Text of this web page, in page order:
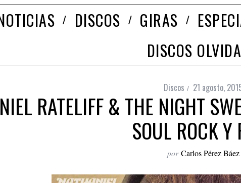
DISCOS GIRAS
DISCOS
Discos 21 agosto,
RATELIFF & THE NIGHT
SOUL ROCK Y
por Carlos Pérez Báez